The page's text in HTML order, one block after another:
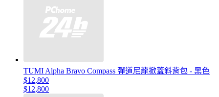
TUMI Alpha Bravo Compass 彈道尼龍掀蓋斜背包 - 黑色
$12,800
$12,800